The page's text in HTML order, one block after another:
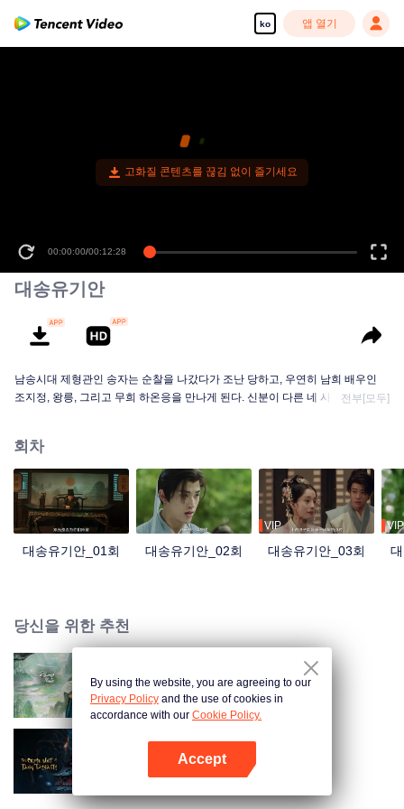
ko 앱 열기
고화질 콘텐츠를 끊김 없이 즐기세요
00:00:00/00:12:28
대송유기안
남송시대 제형관인 송자는 순찰을 나갔다가 조난 당하고, 우연히 남희 배우인
조지정, 왕릉, 그리고 무희 하온응을 만나게 된다. 신분이 다른 네 사람은 힘을
전부[모두]
회차
대송유기안_01회 대송유기안_02회
VIP
대송유기안_03회
VIP
당신을 위한 추천
장군가적소아자
대당중안조
By using the website, you are agreeing to our
Privacy Policy and the use of cookies in
accordance with our Cookie Policy.
Accept